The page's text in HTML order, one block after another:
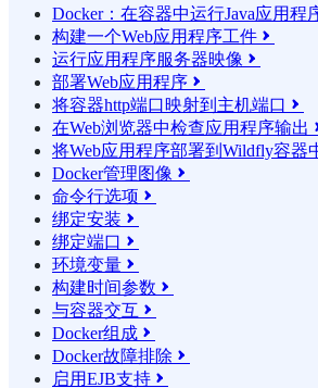
Docker：在容器中运行Java应用程
构建一个Web应用程序工件 
运行应用程序服务器映像 
部署Web应用程序 
将容器http端口映射到主机端口 
在Web浏览器中检查应用程序输出
将Web应用程序部署到Wildfly容器
Docker管理图像 
命令行选项 
绑定安装 
绑定端口 
环境变量 
构建时间参数 
与容器交互 
Docker组成 
Docker故障排除 
启用EJB支持 